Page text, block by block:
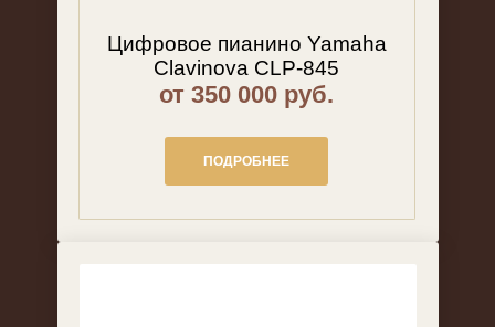
Цифровое пианино Yamaha
Clavinova CLP-845
от 350 000 руб.
ПОДРОБНЕЕ